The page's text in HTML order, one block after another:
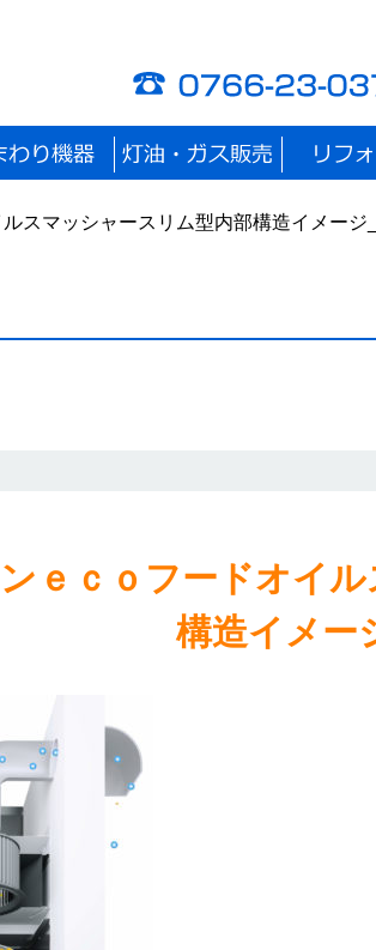
スマッシャースリム型内部構造イメージ
ｅｃｏフードオイ
構造イメー